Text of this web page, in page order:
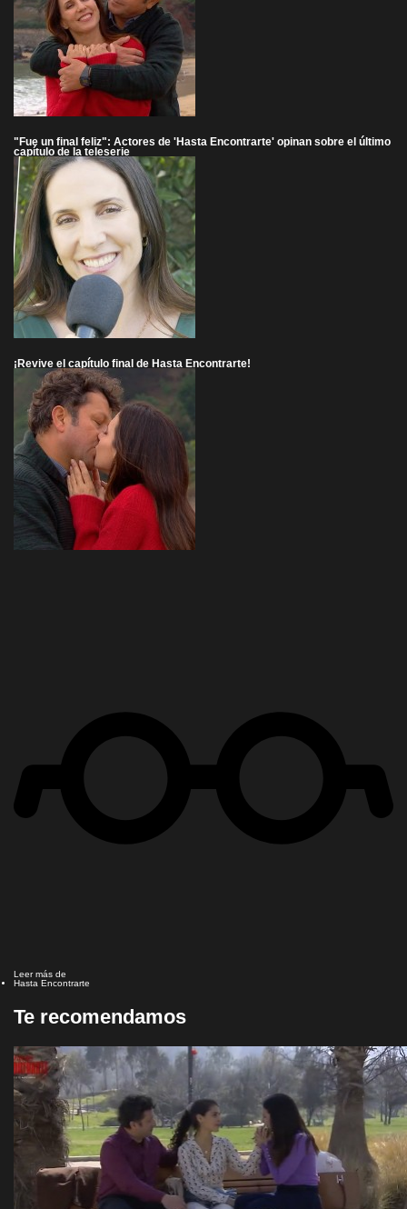
"Fue un final feliz": Actores de 'Hasta Encontrarte' opinan sobre el último
capítulo de la teleserie
¡Revive el capítulo final de Hasta Encontrarte!
Leer más de
Hasta Encontrarte
Te recomendamos